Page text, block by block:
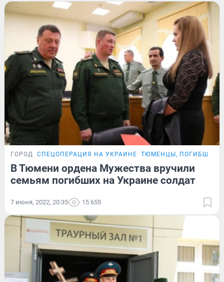
ГОРОД СПЕЦОПЕРАЦИЯ НА УКРАИНЕ ТЮМЕНЦЫ, ПОГИБШИЕ
В Тюмени ордена Мужества вручили
семьям погибших на Украине солдат
7 июня, 2022, 20:35 15 655